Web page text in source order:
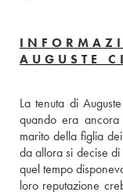
AUGUSTE
La tenuta di
quando era ancora
marito della figlia
da allora si decise
quel tempo
loro reputazione